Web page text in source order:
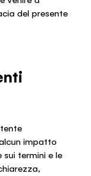
del presente
impatto
termini e le